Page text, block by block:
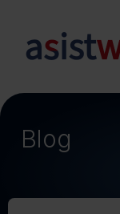
Blog